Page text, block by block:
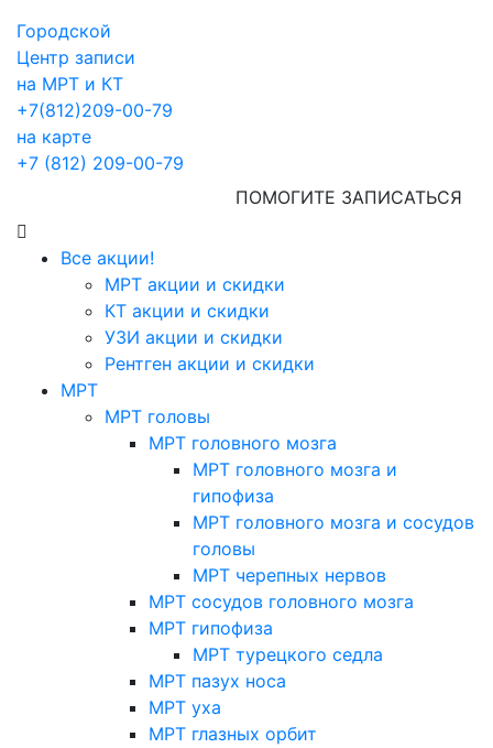
Городской
Центр записи
на МРТ и КТ
+7(812)209-00-79
на карте
+7 (812) 209-00-79
ПОМОГИТЕ ЗАПИСАТЬСЯ
Все акции!
МРТ акции и скидки
КТ акции и скидки
УЗИ акции и скидки
Рентген акции и скидки
МРТ
МРТ головы
МРТ головного мозга
МРТ головного мозга и
гипофиза
МРТ головного мозга и сосудов
головы
МРТ черепных нервов
МРТ сосудов головного мозга
МРТ гипофиза
МРТ турецкого седла
МРТ пазух носа
МРТ уха
МРТ глазных орбит